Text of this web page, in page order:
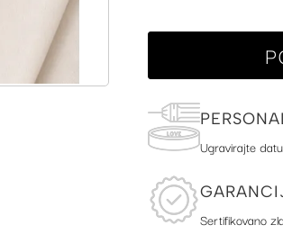
Ugravirajte
Sertifikovano